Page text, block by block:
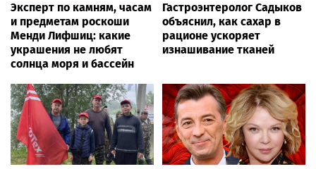
Эксперт по камням, часам
и предметам роскоши
Менди Лифшиц: какие
украшения не любят
солнца моря и бассейн
Гастроэнтеролог Садыков
объяснил, как сахар в
рационе ускоряет
изнашивание тканей